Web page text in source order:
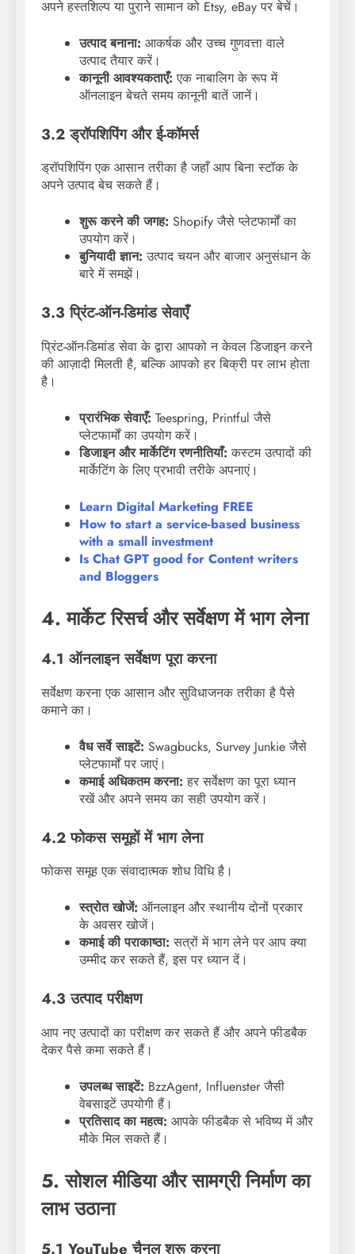
अपने हस्तशिल्प या पुराने सामान को Etsy, eBay पर बेचें।
उत्पाद बनाना: आकर्षक और उच्च गुणवत्ता वाले
उत्पाद तैयार करें।
कानूनी आवश्यकताएँ: एक नाबालिग के रूप में
ऑनलाइन बेचते समय कानूनी बातें जानें।
3.2 ड्रॉपशिपिंग और ई-कॉमर्स
ड्रॉपशिपिंग एक आसान तरीका है जहाँ आप बिना स्टॉक के
अपने उत्पाद बेच सकते हैं।
शुरू करने की जगह: Shopify जैसे प्लेटफार्मों का
उपयोग करें।
बुनियादी ज्ञान: उत्पाद चयन और बाजार अनुसंधान के
बारे में समझें।
3.3 प्रिंट-ऑन-डिमांड सेवाएँ
प्रिंट-ऑन-डिमांड सेवा के द्वारा आपको न केवल डिजाइन करने
की आज़ादी मिलती है, बल्कि आपको हर बिक्री पर लाभ होता
है।
प्रारंभिक सेवाएँ: Teespring, Printful जैसे
प्लेटफार्मों का उपयोग करें।
डिजाइन और मार्केटिंग रणनीतियाँ: कस्टम उत्पादों की
मार्केटिंग के लिए प्रभावी तरीके अपनाएं।
Learn Digital Marketing FREE
How to start a service-based business
with a small investment
Is Chat GPT good for Content writers
and Bloggers
4. मार्केट रिसर्च और सर्वेक्षण में भाग लेना
4.1 ऑनलाइन सर्वेक्षण पूरा करना
सर्वेक्षण करना एक आसान और सुविधाजनक तरीका है पैसे
कमाने का।
वैध सर्वे साइटें: Swagbucks, Survey Junkie जैसे
प्लेटफार्मों पर जाएं।
कमाई अधिकतम करना: हर सर्वेक्षण का पूरा ध्यान
रखें और अपने समय का सही उपयोग करें।
4.2 फोकस समूहों में भाग लेना
फोकस समूह एक संवादात्मक शोध विधि है।
स्त्रोत खोजें: ऑनलाइन और स्थानीय दोनों प्रकार
के अवसर खोजें।
कमाई की पराकाष्ठा: सत्रों में भाग लेने पर आप क्या
उम्मीद कर सकते हैं, इस पर ध्यान दें।
4.3 उत्पाद परीक्षण
आप नए उत्पादों का परीक्षण कर सकते हैं और अपने फीडबैक
देकर पैसे कमा सकते हैं।
उपलब्ध साइटें: BzzAgent, Influenster जैसी
वेबसाइटें उपयोगी हैं।
प्रतिसाद का महत्व: आपके फीडबैक से भविष्य में और
मौके मिल सकते हैं।
5. सोशल मीडिया और सामग्री निर्माण का
लाभ उठाना
5.1 YouTube चैनल शुरू करना